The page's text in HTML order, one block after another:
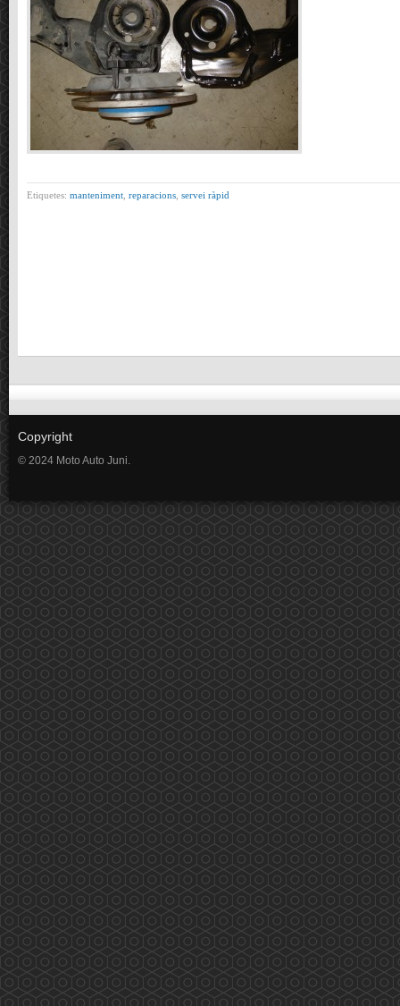
Etiquetes: manteniment reparacions servei ràpid
Copyright
© 2024 Moto Auto Juni.